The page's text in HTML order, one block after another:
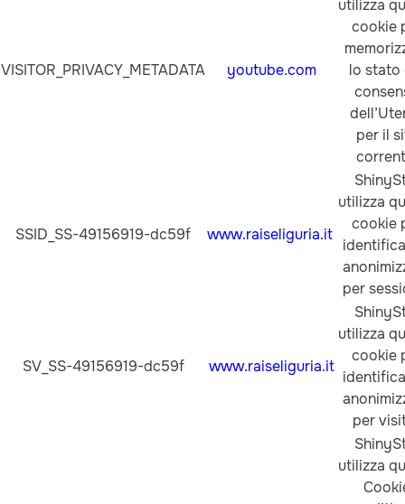
VISITOR_PRIVACY_METADATA youtube.com
utilizza
cookie
lo stato
per il
SSID_SS-49156919-dc59f www.raiseliguria.it
utilizza
cookie
per
SV_SS-49156919-dc59f www.raiseliguria.it
utilizza
cookie
per
utilizza